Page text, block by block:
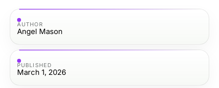
AUTHOR
Angel Mason
PUBLISHED
March 1, 2026